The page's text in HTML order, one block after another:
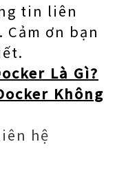
tin liên
. Cảm ơn bạn
Là Gì?
Không
hệ